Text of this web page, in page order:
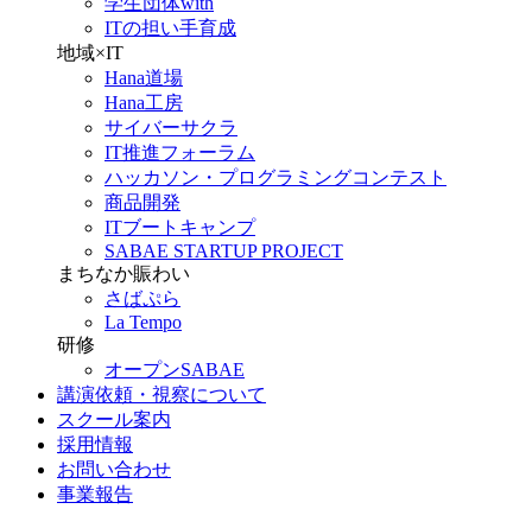
ITの担い手育成
地域×IT
Hana道場
Hana工房
サイバーサクラ
IT推進フォーラム
ハッカソン・プログラミングコンテスト
商品開発
ITブートキャンプ
SABAE STARTUP PROJECT
まちなか賑わい
さばぷら
La Tempo
研修
オープンSABAE
講演依頼・視察について
スクール案内
採用情報
お問い合わせ
事業報告